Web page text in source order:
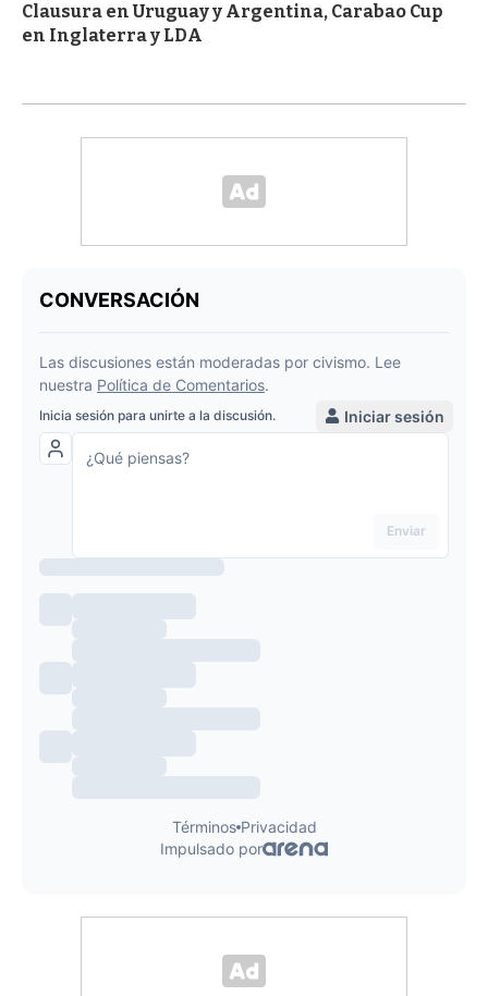
Clausura en Uruguay y Argentina, Carabao Cup
en Inglaterra y LDA